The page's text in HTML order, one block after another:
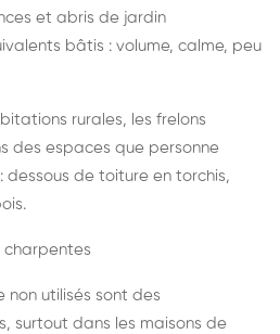
et abris de jardin
bâtis : volume, calme, peu
rurales, les frelons
des espaces que personne
dessous de toiture en torchis,
charpentes
non utilisés sont des
surtout dans les maisons de